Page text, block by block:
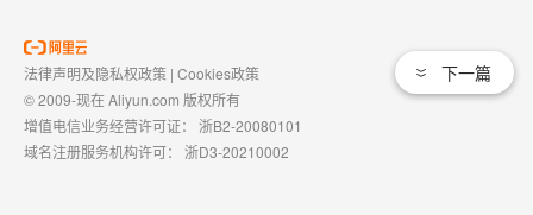
下一篇
法律声明及隐私权政策 | Cookies政策
© 2009-现在 Aliyun.com 版权所有
增值电信业务经营许可证： 浙B2-20080101
域名注册服务机构许可： 浙D3-20210002